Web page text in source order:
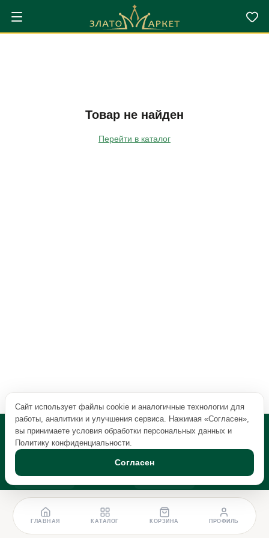
Товар не найден
Перейти в каталог
ГЛАВНАЯ КАТАЛОГ КОРЗИНА ПРОФИЛЬ
Сайт использует файлы cookie и аналогичные технологии для
работы, аналитики и улучшения сервиса. Нажимая «Согласен»,
вы принимаете условия обработки персональных данных и
Политику конфиденциальности.
Согласен